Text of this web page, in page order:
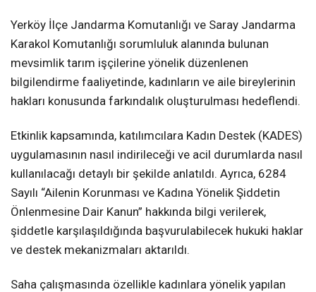
Yerköy İlçe Jandarma Komutanlığı ve Saray Jandarma
Karakol Komutanlığı sorumluluk alanında bulunan
mevsimlik tarım işçilerine yönelik düzenlenen
bilgilendirme faaliyetinde, kadınların ve aile bireylerinin
hakları konusunda farkındalık oluşturulması hedeflendi.
Etkinlik kapsamında, katılımcılara Kadın Destek (KADES)
uygulamasının nasıl indirileceği ve acil durumlarda nasıl
kullanılacağı detaylı bir şekilde anlatıldı. Ayrıca, 6284
Sayılı “Ailenin Korunması ve Kadına Yönelik Şiddetin
Önlenmesine Dair Kanun” hakkında bilgi verilerek,
şiddetle karşılaşıldığında başvurulabilecek hukuki haklar
ve destek mekanizmaları aktarıldı.
Saha çalışmasında özellikle kadınlara yönelik yapılan